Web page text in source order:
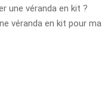
une véranda en kit ?
véranda en kit pour ma